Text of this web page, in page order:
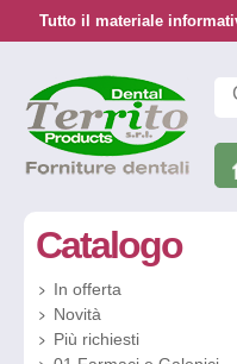
Tutto il materiale
Catalogo
In offerta
Novità
Più richiesti